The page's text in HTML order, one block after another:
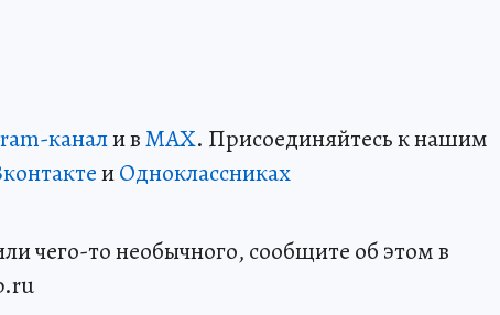
канали вMAX. Присоединяйтесь к нашим
иОдноклассниках
чего-то необычного, сообщите об этом в